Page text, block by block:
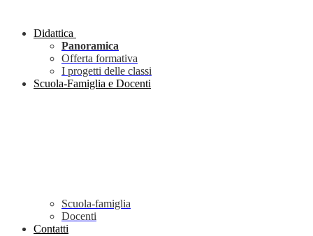
Didattica
Panoramica
Offerta formativa
I progetti delle classi
Scuola-Famiglia e Docenti
Scuola-famiglia
Docenti
Contatti